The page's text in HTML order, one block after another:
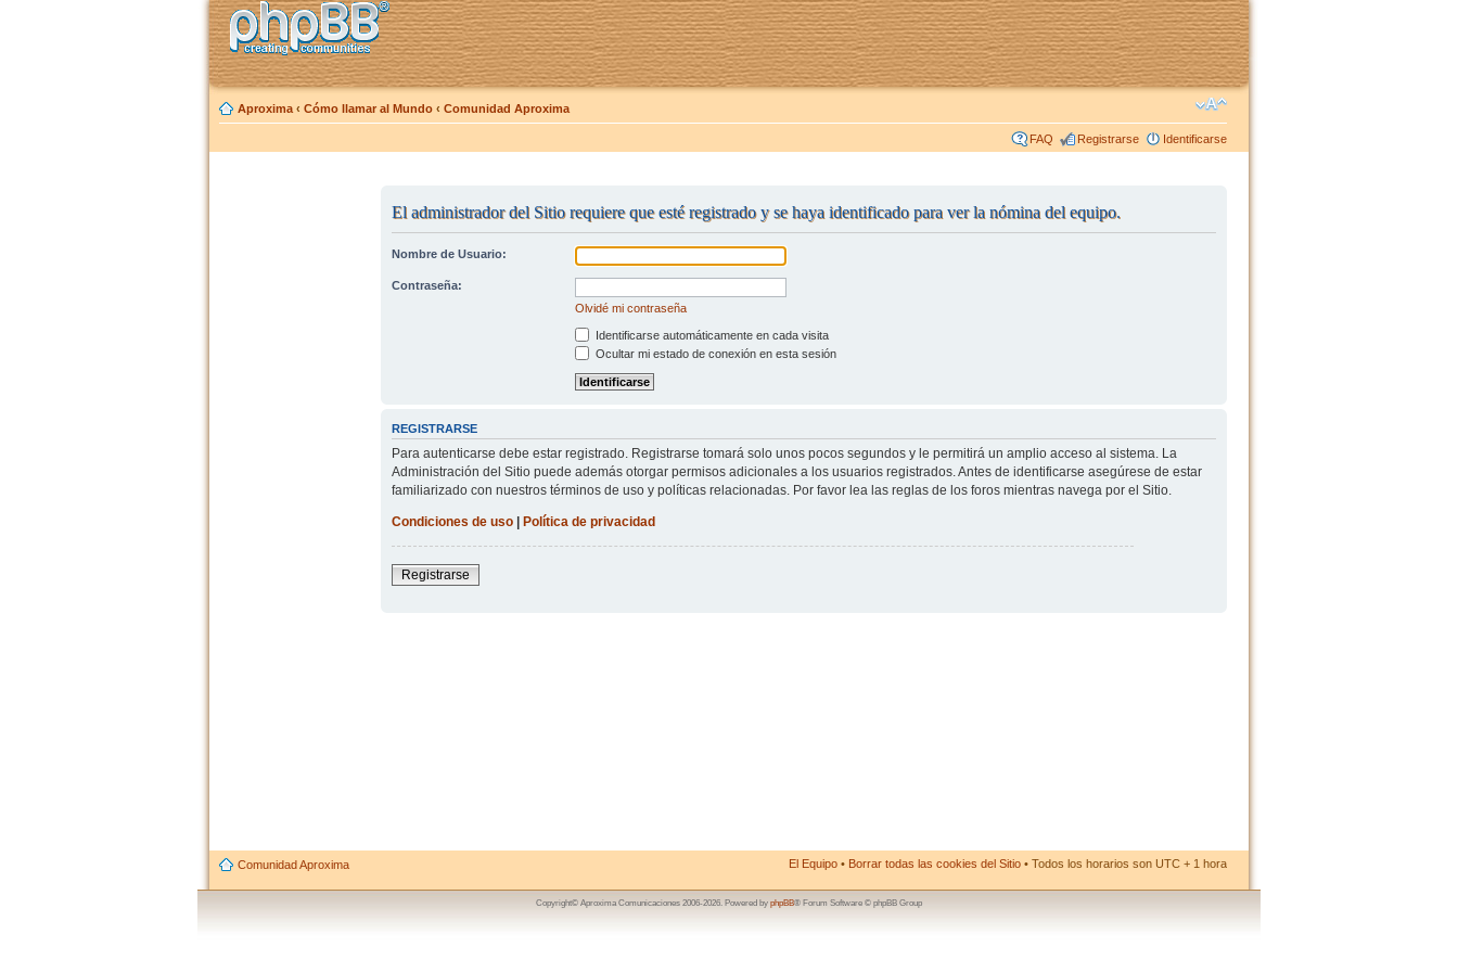
Aproxima ‹ Cómo llamar al Mundo ‹ Comunidad Aproxima
FAQ Registrarse Identificarse
El administrador del Sitio requiere que esté registrado y se haya identificado para ver la nómina del equipo.
Nombre de Usuario:
Contraseña:
Olvidé mi contraseña
Identificarse automáticamente en cada visita
Ocultar mi estado de conexión en esta sesión
REGISTRARSE
Para autenticarse debe estar registrado. Registrarse tomará solo unos pocos segundos y le permitirá un amplio acceso al sistema. La
Administración del Sitio puede además otorgar permisos adicionales a los usuarios registrados. Antes de identificarse asegúrese de estar
familiarizado con nuestros términos de uso y políticas relacionadas. Por favor lea las reglas de los foros mientras navega por el Sitio.
Condiciones de uso| Política de privacidad
Registrarse
Comunidad Aproxima El Equipo • Borrar todas las cookies del Sitio • Todos los horarios son UTC + 1 hora
Copyright© Aproxima Comunicaciones 2006-2026. Powered by phpBB® Forum Software © phpBB Group